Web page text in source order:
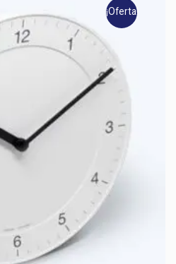
¡Oferta!